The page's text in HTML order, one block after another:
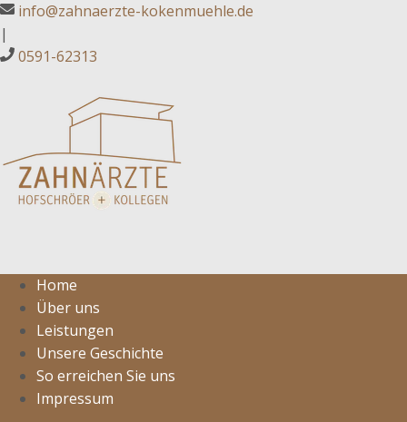
info@zahnaerzte-kokenmuehle.de
|
0591-62313
Home
Über uns
Leistungen
Unsere Geschichte
So erreichen Sie uns
Impressum